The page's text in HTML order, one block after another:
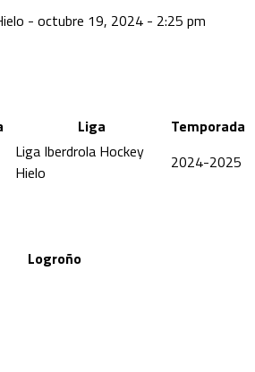
- octubre 19, 2024 - 2:25 pm
Liga
Temporada
Liga Iberdrola Hockey
Hielo
2024-2025
Logroño